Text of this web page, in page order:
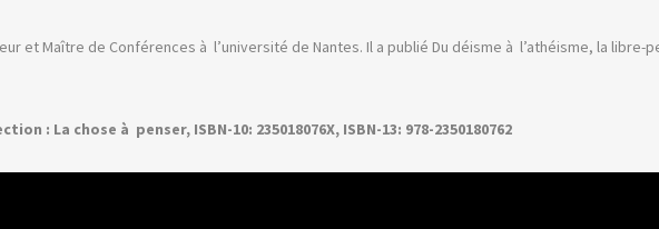
et Maître de Conférences à l’université de Nantes. Il a publié Du déisme à l’athéisme, la libre-
: La chose à penser, ISBN-10: 235018076X, ISBN-13: 978-2350180762